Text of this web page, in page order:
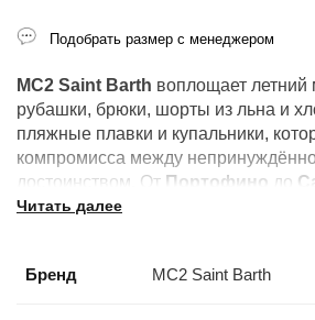
MC2 Saint Barth воплощает
рубашки, брюки, шорты из льна и
пляжные плавки и купальники,
компромисса между
достоинством. От Портофино до
дей Марми: это бренд лучших
Читать далее
Бренд MC2 Saint Barth
Подобрать размер с менеджером